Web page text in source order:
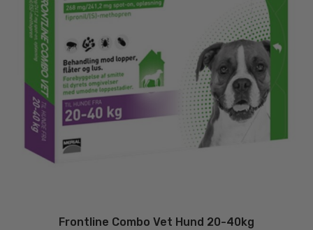
Frontline Combo Vet Hund 20-40kg